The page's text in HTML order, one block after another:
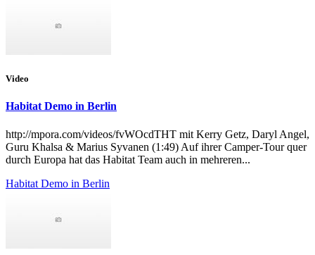
Video
Habitat Demo in Berlin
http://mpora.com/videos/fvWOcdTHT mit Kerry Getz, Daryl Angel,
Guru Khalsa & Marius Syvanen (1:49) Auf ihrer Camper-Tour quer
durch Europa hat das Habitat Team auch in mehreren...
Habitat Demo in Berlin